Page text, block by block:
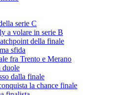
serie C
a volare in serie B
della finale
sfida
fra Trento e Merano
duole
dalla finale
la chance finale